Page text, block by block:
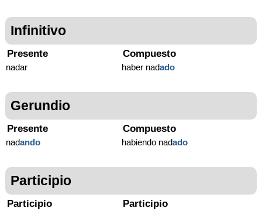
Infinitivo
Presente
nadar
Compuesto
haber nadado
Gerundio
Presente
nadando
Compuesto
habiendo nadado
Participio
Participio Participio